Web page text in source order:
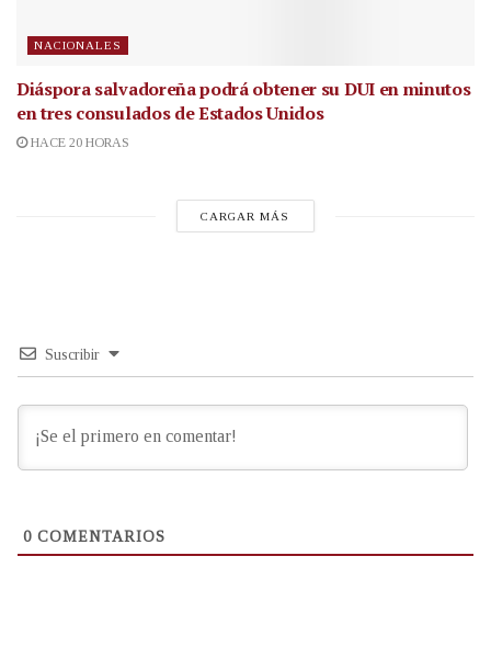
NACIONALES
Diáspora salvadoreña podrá obtener su DUI en minutos
en tres consulados de Estados Unidos
HACE 20 HORAS
CARGAR MÁS
Suscribir
0 COMENTARIOS